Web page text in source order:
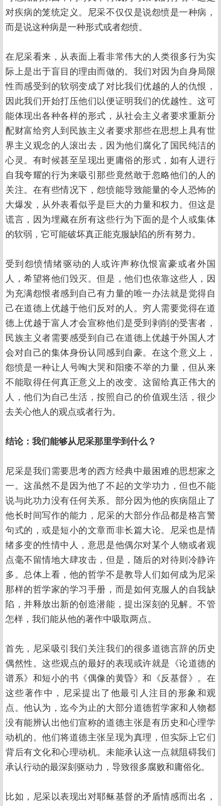
对疾病的笼统定义。尼采不仅仅是说怨愤是一种病，
而是说这种病是一种形式或者怨愤。
在尼采看来，从表面上看非常伟大的人类很多行为实
际上是出于盲目的理由而做的。我们对因为自身局限
性而感受到的软弱变成了对比我们优越的人的仇恨，
因此我们开始打压他们以便证明我们的优越性。这可
能体现出各种各样的形式，从社会主义者要求重新分
配财富给穷人到民族主义者要求那些在思想上具有世
界主义观念的人滚出去，因为他们腐化了国民纯洁的
心灵。有时候甚至呈现出更庸俗的形式，如有人进行
自我夸耀的行为来吸引那些竟然敢于忽略他们的人的
关注。在有些情况下，怨愤能导致能量的令人恐怖的
大爆发，从外表看似乎是巨大的力量和权力。但这是
谎言，因为埋藏在所有这些行为下面的是个人或集体
的软弱，它可能破坏真正能克服缺陷的所有努力。
受到怨愤情绪驱动的人或许声称仇恨富豪或者外国
人，希望将他们毁灭。但是，他们也依靠这些人，因
为充满怨恨者感到自己有力量的唯一办法就是觉得自
己在道德上优越于他们反对的人。穷人需要觉得在道
德上优越于富人才会宣称他们是受到剥削的受害者，
民族主义者需要感受到自己在道德上优越于外国人才
会对自己的集体身份认同感到自豪。在这个意义上，
怨愤是一种让人号啕大哭和阳痿不举的力量，但从来
不能取得任何真正意义上的改变。这留给真正伟大的
人，他们为自己生活，按照自己的价值观生活，很少
去关心他人的观点或者行为。
结论：我们能够从尼采那里学到什么？
尼采是我们需要思考的西方经典中最困难的思想家之
一。这虽然不是因为他了不起的文学功力，但也不能
说与此功力没有任何关系。部分因为他的疾病阻止了
他长时间写作的能力，尼采的大部分作品都是格言警
句式的，或是短小的文章而非长篇大论。尼采也是情
绪多变的性情中人，意思是他偶尔对某个人物或者观
点毫不留情地大肆攻击，但是，随后的对待则冷静许
多。总体上看，他的哲学不是教导人们如何成为尼采
那样的哲学家的学习手册，而是如何克服人的自我缺
陷，并释放出新的创造潜能，提出深刻的见解。不管
怎样，我们能从他的著作中吸取两点。
首先，尼采吸引我们关注我们的很多道德言辞的历史
偶然性。这些观点的最好的表现或许就是《论道德的
谱系》和短小的书《偶像的黄昏》和《反基督》。在
这些著作中，尼采提出了他最引人注目的形象和观
点。他认为，迄今为止的大部分道德哲学家和人物都
没有能辨认出他们宣称的道德主张是有历史和心理学
动机的。他们将道德主张呈现为真理，但实际上它们
背后有文化和心理动机。未能承认这一点就阻碍我们
承认行动的最深刻驱动力，导致很多腐败和庸俗化。
比如，尼采以表现出对耶稣基督的矛盾情感而出名，